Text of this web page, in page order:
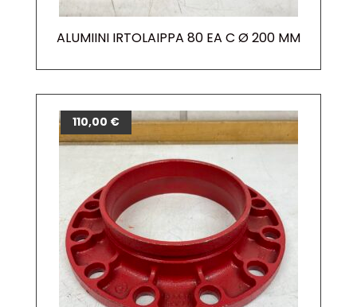
ALUMIINI IRTOLAIPPA 80 EA C Ø 200 MM
110,00 €